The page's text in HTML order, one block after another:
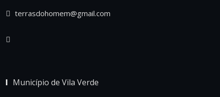
terrasdohomem@gmail.com
Município de Vila Verde